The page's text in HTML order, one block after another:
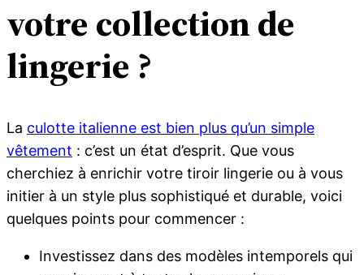
votre collection de
lingerie ?
La culotte italienne est bien plus qu’un simple
vêtement : c’est un état d’esprit. Que vous
cherchiez à enrichir votre tiroir lingerie ou à vous
initier à un style plus sophistiqué et durable, voici
quelques points pour commencer :
Investissez dans des modèles intemporels qui